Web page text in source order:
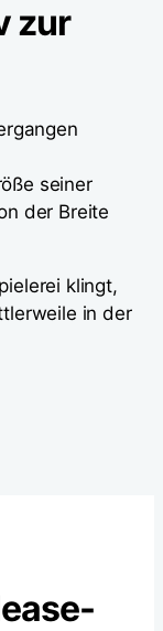
zur
seiner
der Breite
klingt,
in der